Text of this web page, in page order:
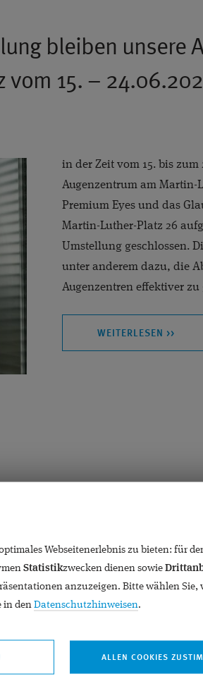
bleiben unsere
vom 15. –
in der Zeit vom 15. bis zum
Augenzentrum am Martin-
Premium Eyes und das
Martin-Luther-Platz 26
Umstellung geschlossen.
unter anderem dazu, die
Augenzentren effektiver zu
WEITERLESEN >>
DÜSSELDORF FEMTO-LASIK
LASERTHERAPIE LASIK
Webseitenerlebnis zu bieten: für
Statistikzwecken dienen sowie
anzuzeigen. Bitte wählen Sie,
in den Datenschutzhinweisen.